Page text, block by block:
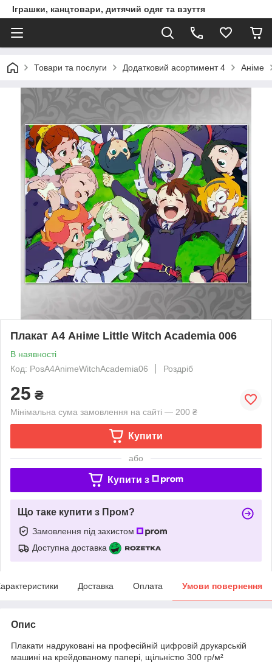
Іграшки, канцтовари, дитячий одяг та взуття
Товари та послуги Додатковий асортимент 4 Аніме
Плакат А4 Аніме Little Witch Academia 006
В наявності
Код: PosА4AnimeWitchAcademia06
Роздріб
25 ₴
Мінімальна сума замовлення на сайті — 200 ₴
Купити
або
Купити з
Що таке купити з Пром?
Замовлення під захистом
Доступна доставка
Доставка Оплата Умови повернення
Опис
Плакати надруковані на професійній цифровій друкарській
машині на крейдованому папері, щільністю 300 гр/м²